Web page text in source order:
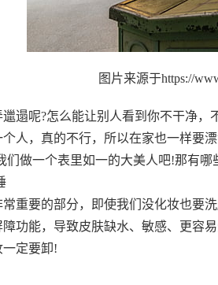
图片来源于https://
遢呢?怎么能让别人看到你不干净
人，真的不行，所以在家也一样要
们做一个表里如一的大美人吧!那有哪
重要的部分，即使我们没化妆也要
功能，导致皮肤缺水、敏感、更容
定要卸!